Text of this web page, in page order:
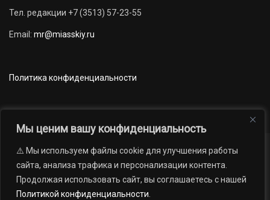
Мы ценим вашу конфиденциальность
⚠️ Мы используем файлы cookie для улучшения работы
сайта, анализа трафика и персонализации контента.
Продолжая использовать сайт, вы соглашаетесь с нашей
Политикой конфиденциальности
Тел. редакции +7 (3513) 57-23-55
Email: mr@miasskiy.ru
Политика конфиденциальности
Новости Наши проекты
Официально
АРХИВ
16+